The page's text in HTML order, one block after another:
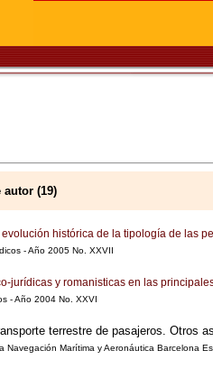
(19)
histórica de la tipología de las
- Año 2005 No. XXVII
jurídicas y romanisticas en las
- Año 2004 No. XXVI
terrestre de pasajeros. Otros
Navegación Marítima y Aeronáutica Barcelona